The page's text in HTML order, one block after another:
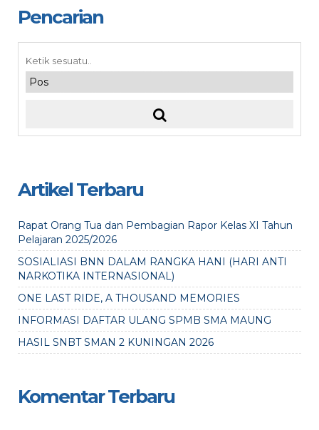
Pencarian
Artikel Terbaru
Rapat Orang Tua dan Pembagian Rapor Kelas XI Tahun
Pelajaran 2025/2026
SOSIALIASI BNN DALAM RANGKA HANI (HARI ANTI
NARKOTIKA INTERNASIONAL)
ONE LAST RIDE, A THOUSAND MEMORIES
INFORMASI DAFTAR ULANG SPMB SMA MAUNG
HASIL SNBT SMAN 2 KUNINGAN 2026
Komentar Terbaru